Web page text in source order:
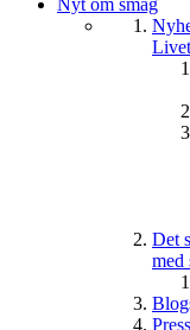
Nyt om smag
Det
med